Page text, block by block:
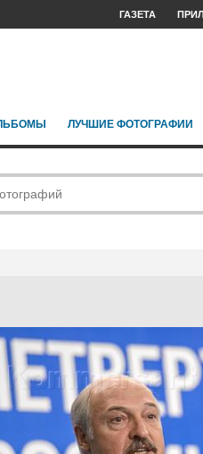
ГАЗЕТА
ЛУЧШИЕ ФОТОГРАФИИ